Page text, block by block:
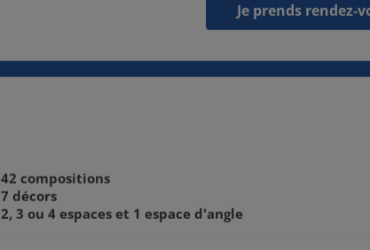
Je prends rendez-
42 compositions
7 décors
2, 3 ou 4 espaces et 1 espace d'angle